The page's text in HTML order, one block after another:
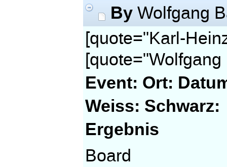
By Wolfgang
[quote="Karl-
Event: Ort:
Weiss: Schwarz:
Ergebnis
Board